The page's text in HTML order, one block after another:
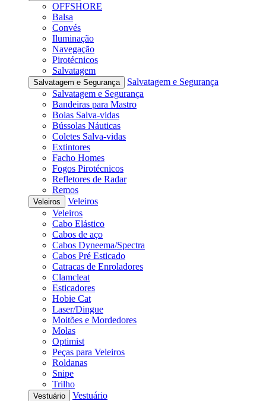
OFFSHORE
Balsa
Convés
Iluminação
Navegação
Pirotécnicos
Salvatagem
Salvatagem e Segurança
Salvatagem e Segurança
Salvatagem e Segurança
Bandeiras para Mastro
Boias Salva-vidas
Bússolas Náuticas
Coletes Salva-vidas
Extintores
Facho Homes
Fogos Pirotécnicos
Refletores de Radar
Remos
Veleiros
Veleiros
Veleiros
Cabo Elástico
Cabos de aço
Cabos Dyneema/Spectra
Cabos Pré Esticado
Catracas de Enroladores
Clamcleat
Esticadores
Hobie Cat
Laser/Dingue
Moitões e Mordedores
Molas
Optimist
Peças para Veleiros
Roldanas
Snipe
Trilho
Vestuário
Vestuário